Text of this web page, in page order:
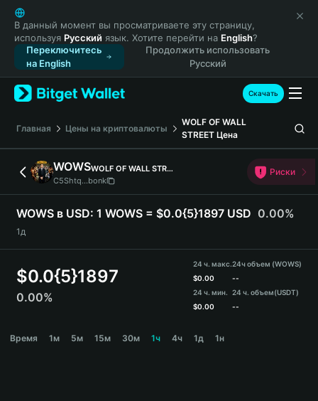
English
日本語
Tiếng Việt
Русский
Español (Latinoamérica)
Türkçe
Français
Deutsch
简体中文
繁體中文
Português (Portugal)
Bahasa Indonesia
ภาษาไทย
हिन्दी
Español
Português (Brasil)
В данный момент вы просматриваете эту страницу,
используя Русский язык. Хотите перейти на English?
Переключитесь
на English
Продолжить использовать
Русский
Скачать
Главная Цены на криптовалюты
WOLF OF WALL
STREET Цена
WOWS
WOLF OF WALL STREET
C5Shtq...bonk
Риски
WOWS в USD: 1 WOWS = $0.0{5}1897 USD 0.00%
1д
$0.0{5}1897
0.00%
24 ч. макс.
$0.00
24 ч. мин.
$0.00
24ч объем (WOWS)
--
24 ч. объем(USDT)
--
Время 1м 5м 15м 30м 1ч 4ч 1д 1н